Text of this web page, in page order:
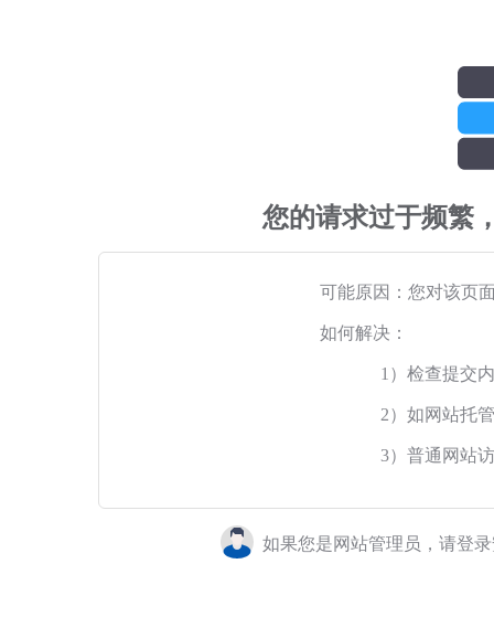
您的请求过于频繁
可能原因：您对该页
如何解决：
1）检查提交
2）如网站托
3）普通网站
如果您是网站管理员，请登